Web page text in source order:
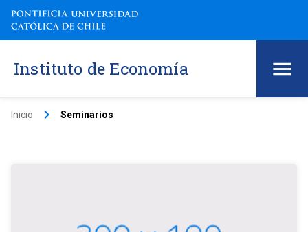
Instituto de Economía
Inicio keyboard_arrow_right Seminarios